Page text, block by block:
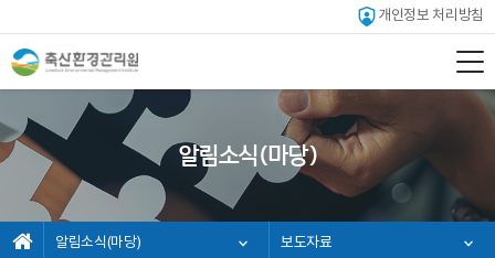
개인정보 처리방침
알림소식(마당)
알림소식(마당) 보도자료